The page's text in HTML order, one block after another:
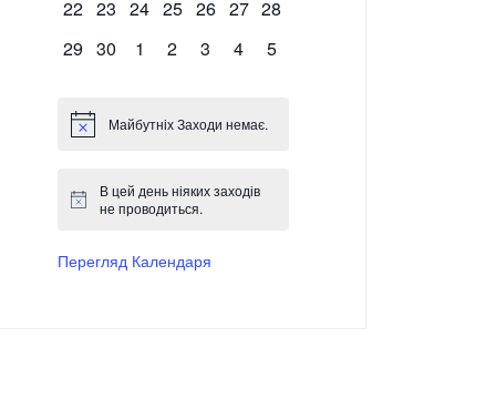
0 Заходи,
22 0 Заходи,
23 0 Заходи,
24 0 Заходи,
25 0 Заходи,
26 0 Заходи,
27 0 Заходи,
28
0 Заходи,
29 0 Заходи,
30 0 Заходи,
1 0 Заходи,
2 0 Заходи,
3 0 Заходи,
4 0 Заходи,
5
Майбутніх Заходи немає.
В цей день ніяких заходів
не проводиться.
Перегляд Календаря